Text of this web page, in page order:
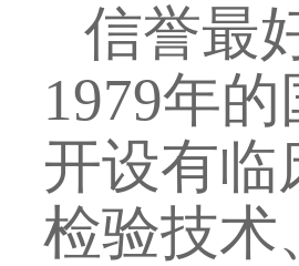
信誉最
1979年
开设有临
检验技术